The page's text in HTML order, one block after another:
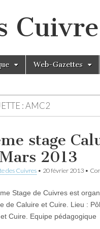
Web-Gazettes
:AMC2
stage
2013
des Cuivres • 20 février 2013 •
Stage de Cuivres est
de Caluire et Cuire. Lieu :
Cuire. Equipe